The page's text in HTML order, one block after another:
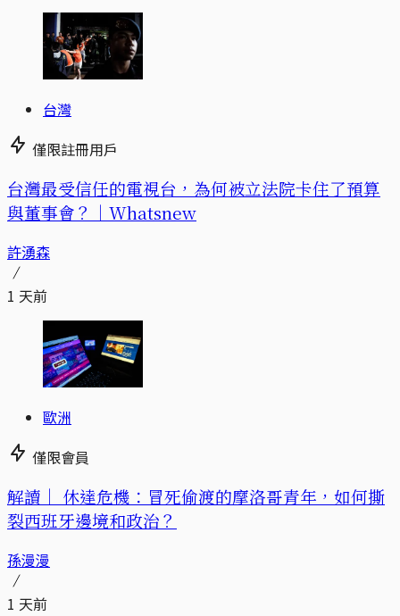
台灣
僅限註冊用戶
台灣最受信任的電視台，為何被立法院卡住了預算
與董事會？｜Whatsnew
許湧森
1 天前
歐洲
僅限會員
解讀｜ 休達危機：冒死偷渡的摩洛哥青年，如何撕
裂西班牙邊境和政治？
孫漫漫
1 天前